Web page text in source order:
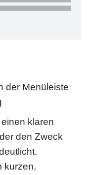
der Menüleiste
klaren
den Zweck
kurzen,